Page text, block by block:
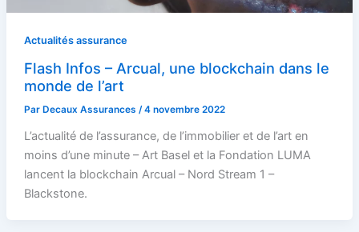
Actualités assurance
Flash Infos – Arcual, une blockchain dans le
monde de l’art
Par Decaux Assurances /4 novembre 2022
L’actualité de l’assurance, de l’immobilier et de l’art en
moins d’une minute – Art Basel et la Fondation LUMA
lancent la blockchain Arcual – Nord Stream 1 –
Blackstone.